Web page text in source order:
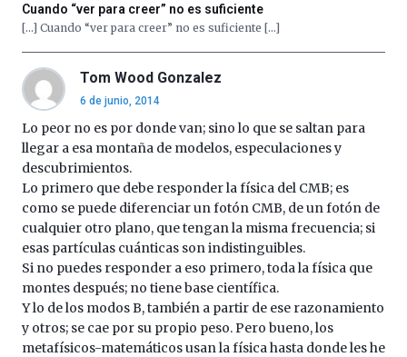
de
octubre.
La
iniciativa,
organizada
por
la
Cátedra…
Cuando “ver para creer” no es suficiente
[…] Cuando “ver para creer” no es suficiente […]
Tom Wood Gonzalez
6 de junio, 2014
Lo peor no es por donde van; sino lo que se saltan para
llegar a esa montaña de modelos, especulaciones y
descubrimientos.
Lo primero que debe responder la física del CMB; es
como se puede diferenciar un fotón CMB, de un fotón de
cualquier otro plano, que tengan la misma frecuencia; si
esas partículas cuánticas son indistinguibles.
Si no puedes responder a eso primero, toda la física que
montes después; no tiene base científica.
Y lo de los modos B, también a partir de ese razonamiento
y otros; se cae por su propio peso. Pero bueno, los
metafísicos-matemáticos usan la física hasta donde les he